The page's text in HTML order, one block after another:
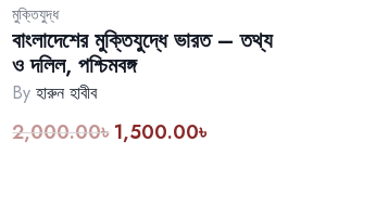
মুক্তিযুদ্ধ
বাংলাদেশের মুক্তিযুদ্ধে ভারত – তথ্য
ও দলিল, পশ্চিমবঙ্গ
Byহারুন হাবীব
2,000.00৳ Original
1,500.00৳Current